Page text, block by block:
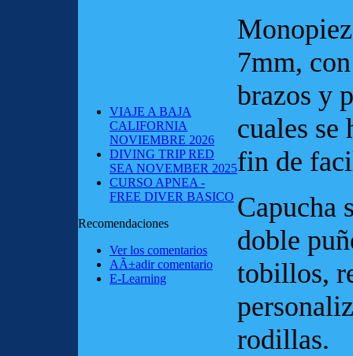
VIAJE A BAJA
CALIFORNIA
NOVIEMBRE 2026
DIVING TRIP RED
SEA NOVEMBER 2025
CURSO APNEA -
FREE DIVER BASICO
Recomendaciones
Ver los comentarios
AÃ±adir comentario
E-Learning
7mm,
brazos y
cuales se
fin de
Capucha
doble
tobillos,
rodillas.